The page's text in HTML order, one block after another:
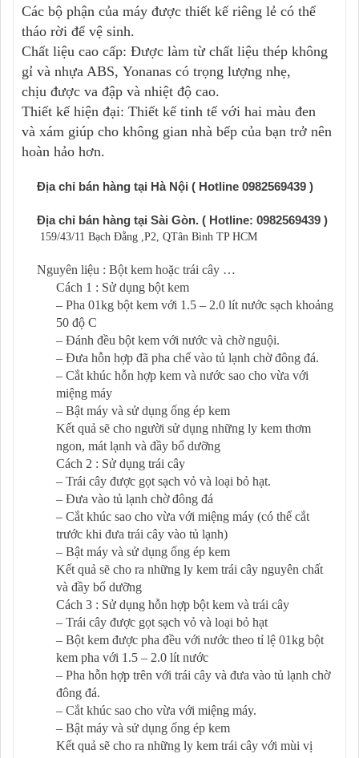
Các bộ phận của máy được thiết kế riêng lẻ có thể
tháo rời để vệ sinh.
Chất liệu cao cấp: Được làm từ chất liệu thép không
gỉ và nhựa ABS, Yonanas có trọng lượng nhẹ,
chịu được va đập và nhiệt độ cao.
Thiết kế hiện đại: Thiết kế tinh tế với hai màu đen
và xám giúp cho không gian nhà bếp của bạn trở nên
hoàn hảo hơn.
Địa chỉ bán hàng tại Hà Nội ( Hotline 0982569439 )
Địa chỉ bán hàng tại Sài Gòn. ( Hotline: 0982569439 )
159/43/11 Bạch Đằng ,P2, QTân Bình TP HCM
Nguyên liệu : Bột kem hoặc trái cây …
Cách 1 : Sử dụng bột kem
– Pha 01kg bột kem với 1.5 – 2.0 lít nước sạch khoảng
50 độ C
– Đánh đều bột kem với nước và chờ nguội.
– Đưa hỗn hợp đã pha chế vào tủ lạnh chờ đông đá.
– Cắt khúc hỗn hợp kem và nước sao cho vừa với
miệng máy
– Bật máy và sử dụng ống ép kem
Kết quả sẽ cho người sử dụng những ly kem thơm
ngon, mát lạnh và đầy bổ dưỡng
Cách 2 : Sử dụng trái cây
– Trái cây được gọt sạch vỏ và loại bỏ hạt.
– Đưa vào tủ lạnh chờ đông đá
– Cắt khúc sao cho vừa với miệng máy (có thể cắt
trước khi đưa trái cây vào tủ lạnh)
– Bật máy và sử dụng ống ép kem
Kết quả sẽ cho ra những ly kem trái cây nguyên chất
và đầy bổ dưỡng
Cách 3 : Sử dụng hỗn hợp bột kem và trái cây
– Trái cây được gọt sạch vỏ và loại bỏ hạt
– Bột kem được pha đều với nước theo tỉ lệ 01kg bột
kem pha với 1.5 – 2.0 lít nước
– Pha hỗn hợp trên với trái cây và đưa vào tủ lạnh chờ
đông đá.
– Cắt khúc sao cho vừa với miệng máy.
– Bật máy và sử dụng ống ép kem
Kết quả sẽ cho ra những ly kem trái cây với mùi vị